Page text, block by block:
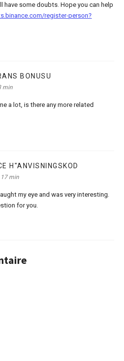
have some doubts. Hope you can help
register-person?
BONUSU
min
a lot, is there any more related
H"ANVISNINGSKOD
min
my eye and was very interesting.
for you.